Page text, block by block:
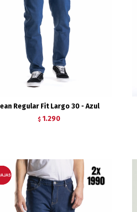
Regular Fit Largo 30 - Azul
$ 1.290